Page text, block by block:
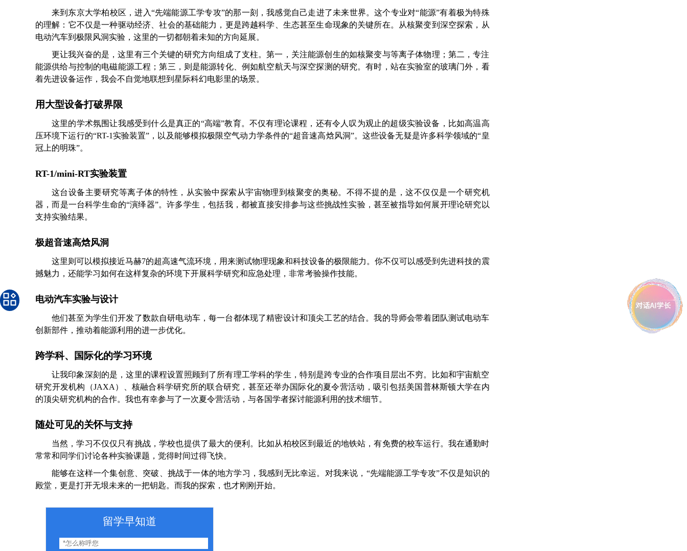
来到东京大学柏校区，进入“先端能源工学专攻”的那一刻，我感觉自己走进了未来世界。这个专业对“能源”有着极为特殊
的理解：它不仅是一种驱动经济、社会的基础能力，更是跨越科学、生态甚至生命现象的关键所在。从核聚变到深空探索，从
电动汽车到极限风洞实验，这里的一切都朝着未知的方向延展。
更让我兴奋的是，这里有三个关键的研究方向组成了支柱。第一，关注能源创生的如核聚变与等离子体物理；第二，专注
能源供给与控制的电磁能源工程；第三，则是能源转化、例如航空航天与深空探测的研究。有时，站在实验室的玻璃门外，看
着先进设备运作，我会不自觉地联想到星际科幻电影里的场景。
用大型设备打破界限
这里的学术氛围让我感受到什么是真正的“高端”教育。不仅有理论课程，还有令人叹为观止的超级实验设备，比如高温高
压环境下运行的“RT-1 实验装置”，以及能够模拟极限空气动力学条件的“超音速高焓风洞”。这些设备无疑是许多科学领域的“皇
冠上的明珠”。
RT-1/mini-RT实验装置
这台设备主要研究等离子体的特性，从实验中探索从宇宙物理到核聚变的奥秘。不得不提的是，这不仅仅是一个研究机
器，而是一台科学生命的“演绎器”。许多学生，包括我，都被直接安排参与这些挑战性实验，甚至被指导如何展开理论研究以
支持实验结果。
极超音速高焓风洞
这里则可以模拟接近马赫7的超高速气流环境，用来测试物理现象和科技设备的极限能力。你不仅可以感受到先进科技的震
撼魅力，还能学习如何在这样复杂的环境下开展科学研究和应急处理，非常考验操作技能。
电动汽车实验与设计
他们甚至为学生们开发了数款自研电动车，每一台都体现了精密设计和顶尖工艺的结合。我的导师会带着团队测试电动车
创新部件，推动着能源利用的进一步优化。
跨学科、国际化的学习环境
让我印象深刻的是，这里的课程设置照顾到了所有理工学科的学生，特别是跨专业的合作项目层出不穷。比如和宇宙航空
研究开发机构（JAXA ）、核融合科学研究所的联合研究，甚至还举办国际化的夏令营活动，吸引包括美国普林斯顿大学在内
的顶尖研究机构的合作。我也有幸参与了一次夏令营活动，与各国学者探讨能源利用的技术细节。
随处可见的关怀与支持
当然，学习不仅仅只有挑战，学校也提供了最大的便利。比如从柏校区到最近的地铁站，有免费的校车运行。我在通勤时
常常和同学们讨论各种实验课题，觉得时间过得飞快。
能够在这样一个集创意、突破、挑战于一体的地方学习，我感到无比幸运。对我来说，“先端能源工学专攻”不仅是知识的
殿堂，更是打开无垠未来的一把钥匙。而我的探索，也才刚刚开始。
留学早知道